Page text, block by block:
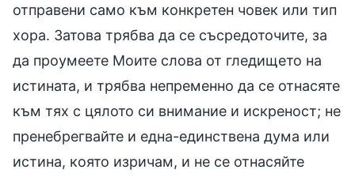
отправени само към конкретен човек или тип
хора. Затова трябва да се съсредоточите, за
да проумеете Моите слова от гледището на
истината, и трябва непременно да се отнасяте
към тях с цялото си внимание и искреност; не
пренебрегвайте и една-единствена дума или
истина, която изричам, и не се отнасяйте